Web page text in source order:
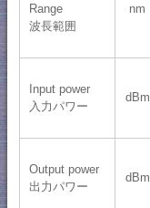
Range
波長範囲
nm
Input power
入力パワー
dBm
Output power
出力パワー
dBm